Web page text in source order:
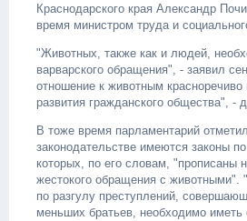
Краснодарского края Александр
время министром труда и
"Животных, также как и людей,
варварского обращения", - заявил
отношение к животным красноречиво
развития гражданского общества", -
В тоже время парламентарий
законодательстве имеются законы
которых, по его словам, "прописаны
жестокого обращения с животными".
по разгулу преступлений,
меньших братьев, необходимо иметь